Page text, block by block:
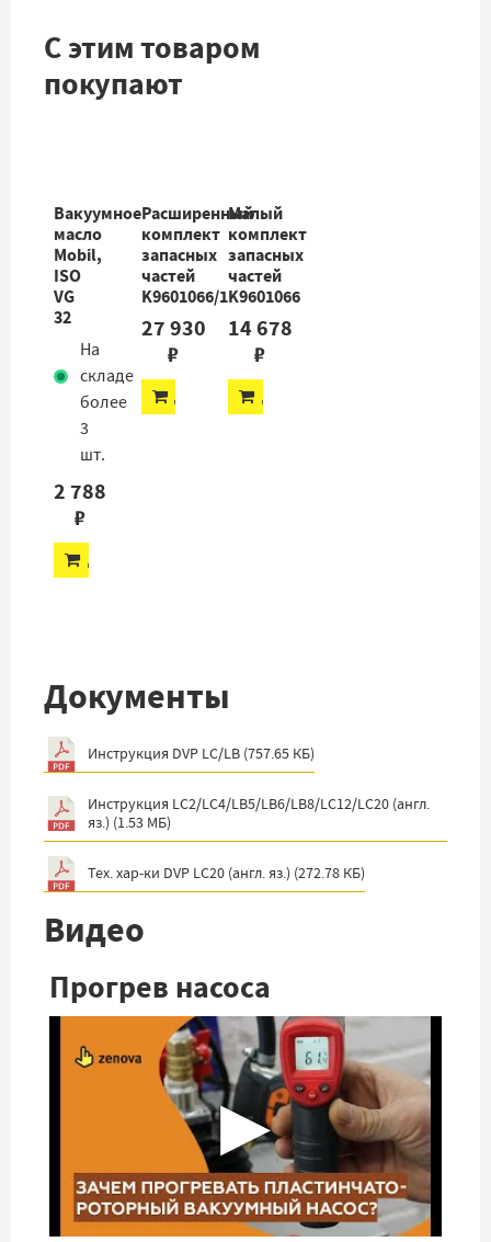
С этим товаром
покупают
Вакуумное
масло
Mobil,
ISO
VG
32
На
складе
более
3
шт.
2 788
₽
ДОБАВИТЬ
Расширенный
комплект
запасных
частей
K9601066/1
27 930
₽
ДОБАВИТЬ
Малый
комплект
запасных
частей
K9601066
14 678
₽
ДОБАВИТЬ
Документы
Инструкция DVP LC/LB (757.65 КБ)
Инструкция LC2/LC4/LB5/LB6/LB8/LC12/LC20 (англ.
яз.) (1.53 МБ)
Тех. хар-ки DVP LC20 (англ. яз.) (272.78 КБ)
Видео
Прогрев насоса
▶